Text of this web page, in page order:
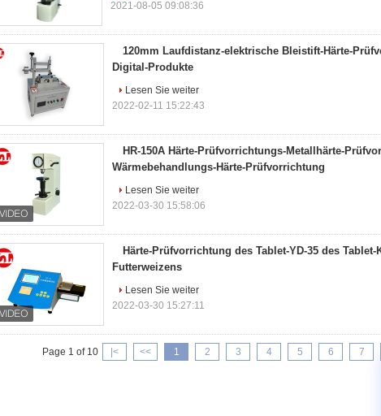
2021-08-05 09:08:36
120mm Laufdistanz-elektrische Bleistift-Härte-
Digital-Produkte
Lesen Sie weiter
2022-02-11 15:22:43
HR-150A Härte-Prüfvorrichtungs-Metallhärte-
Wärmebehandlungs-Härte-Prüfvorrichtung
Lesen Sie weiter
2022-03-30 15:58:06
Härte-Prüfvorrichtung des Tablet-YD-35 des Tablet-
Futterweizens
Lesen Sie weiter
2022-03-30 15:27:11
Page 1 of 10 |< << 1 2 3 4 5 6 7